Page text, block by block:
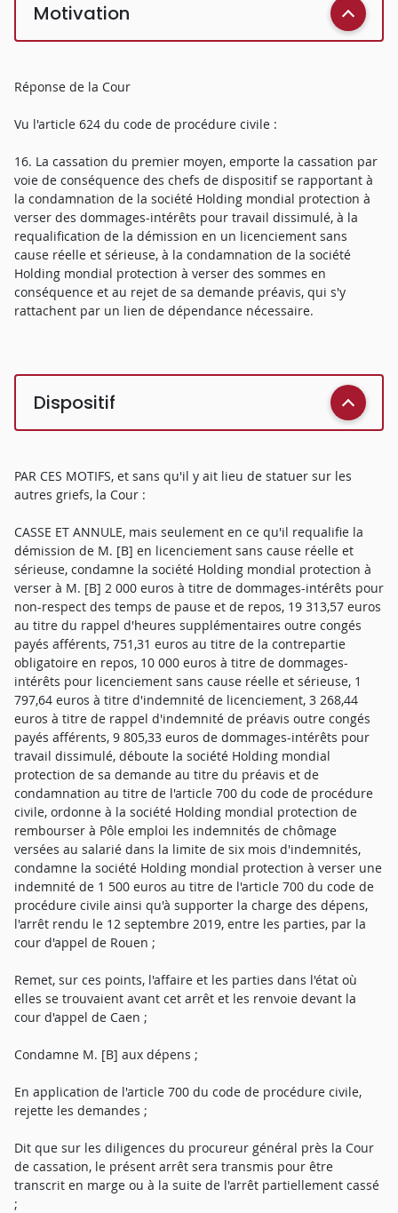
Motivation
Réponse de la Cour
Vu l'article 624 du code de procédure civile :
16. La cassation du premier moyen, emporte la cassation par
voie de conséquence des chefs de dispositif se rapportant à
la condamnation de la société Holding mondial protection à
verser des dommages-intérêts pour travail dissimulé, à la
requalification de la démission en un licenciement sans
cause réelle et sérieuse, à la condamnation de la société
Holding mondial protection à verser des sommes en
conséquence et au rejet de sa demande préavis, qui s'y
rattachent par un lien de dépendance nécessaire.
Dispositif
PAR CES MOTIFS, et sans qu'il y ait lieu de statuer sur les
autres griefs, la Cour :
CASSE ET ANNULE, mais seulement en ce qu'il requalifie la
démission de M. [B] en licenciement sans cause réelle et
sérieuse, condamne la société Holding mondial protection à
verser à M. [B] 2 000 euros à titre de dommages-intérêts pour
non-respect des temps de pause et de repos, 19 313,57 euros
au titre du rappel d'heures supplémentaires outre congés
payés afférents, 751,31 euros au titre de la contrepartie
obligatoire en repos, 10 000 euros à titre de dommages-
intérêts pour licenciement sans cause réelle et sérieuse, 1
797,64 euros à titre d'indemnité de licenciement, 3 268,44
euros à titre de rappel d'indemnité de préavis outre congés
payés afférents, 9 805,33 euros de dommages-intérêts pour
travail dissimulé, déboute la société Holding mondial
protection de sa demande au titre du préavis et de
condamnation au titre de l'article 700 du code de procédure
civile, ordonne à la société Holding mondial protection de
rembourser à Pôle emploi les indemnités de chômage
versées au salarié dans la limite de six mois d'indemnités,
condamne la société Holding mondial protection à verser une
indemnité de 1 500 euros au titre de l'article 700 du code de
procédure civile ainsi qu'à supporter la charge des dépens,
l'arrêt rendu le 12 septembre 2019, entre les parties, par la
cour d'appel de Rouen ;
Remet, sur ces points, l'affaire et les parties dans l'état où
elles se trouvaient avant cet arrêt et les renvoie devant la
cour d'appel de Caen ;
Condamne M. [B] aux dépens ;
En application de l'article 700 du code de procédure civile,
rejette les demandes ;
Dit que sur les diligences du procureur général près la Cour
de cassation, le présent arrêt sera transmis pour être
transcrit en marge ou à la suite de l'arrêt partiellement cassé
;